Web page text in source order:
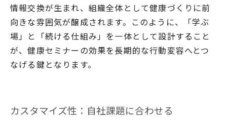
情報交換が生まれ、組織全体として健康づくりに前
向きな雰囲気が醸成されます。このように、「学ぶ
場」と「続ける仕組み」を一体として設計すること
が、健康セミナーの効果を長期的な行動変容へとつ
なげる鍵となります。
カスタマイズ性：自社課題に合わせる